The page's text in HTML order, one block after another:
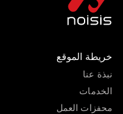
خريطة الموقع
نبذة عنا
الخدمات
محفزات العمل